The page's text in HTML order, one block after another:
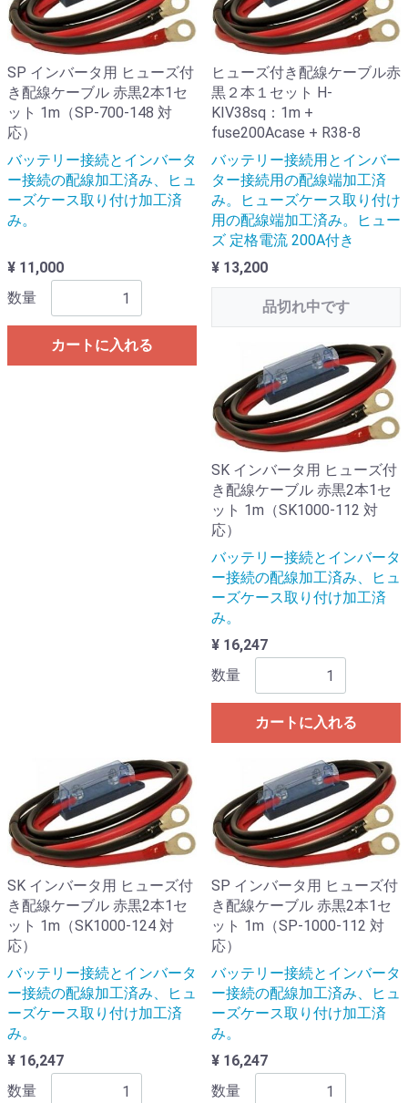
SP インバータ用 ヒューズ付
き配線ケーブル 赤黒2本1セ
ット 1m（SP-700-148 対
応）
バッテリー接続とインバータ
ー接続の配線加工済み、ヒュ
ーズケース取り付け加工済
み。
¥ 11,000
数量
カートに入れる
ヒューズ付き配線ケーブル赤
黒２本１セット H-
KIV38sq：1m +
fuse200Acase + R38-8
バッテリー接続用とインバー
ター接続用の配線端加工済
み。ヒューズケース取り付け
用の配線端加工済み。ヒュー
ズ 定格電流 200A付き
¥ 13,200
品切れ中です
SK インバータ用 ヒューズ付
き配線ケーブル 赤黒2本1セ
ット 1m（SK1000-112 対
応）
バッテリー接続とインバータ
ー接続の配線加工済み、ヒュ
ーズケース取り付け加工済
み。
¥ 16,247
数量
カートに入れる
SK インバータ用 ヒューズ付
き配線ケーブル 赤黒2本1セ
ット 1m（SK1000-124 対
応）
バッテリー接続とインバータ
ー接続の配線加工済み、ヒュ
ーズケース取り付け加工済
み。
¥ 16,247
数量
SP インバータ用 ヒューズ付
き配線ケーブル 赤黒2本1セ
ット 1m（SP-1000-112 対
応）
バッテリー接続とインバータ
ー接続の配線加工済み、ヒュ
ーズケース取り付け加工済
み。
¥ 16,247
数量